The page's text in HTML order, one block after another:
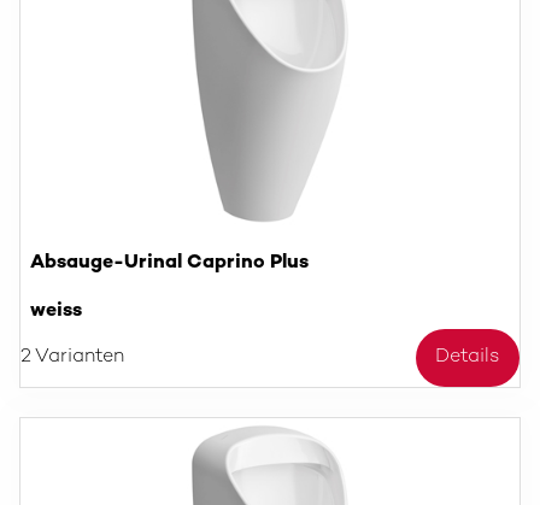
Absauge-Urinal Caprino Plus
weiss
2 Varianten Details